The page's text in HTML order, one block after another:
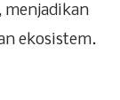
menjadikan
ekosistem.